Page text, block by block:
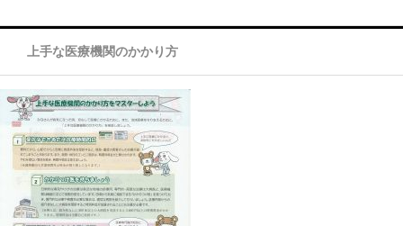
上手な医療機関のかかり方